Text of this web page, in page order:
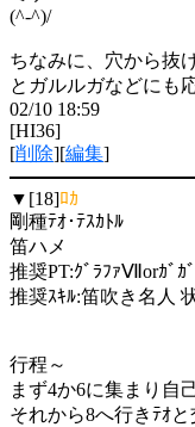
(^-^)/
ちなみに、穴から抜
とガルルガなどにも
02/10 18:59
[HI36]
[削除][編集]
▼[18]ﾛｶ
剛種ﾃｵ･ﾃｽｶﾄﾙ
笛ハメ
推奨PT:ｸﾞﾗﾌｧⅦorｶﾞｶ
推奨ｽｷﾙ:笛吹き名人
行程～
まず4か6に集まり自
それから8へ行きﾃｵ